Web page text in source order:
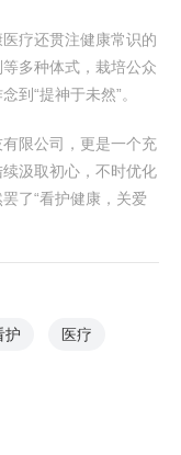
疗还贯注健康常识的
多种体式，栽培公众
到“提神于未然”。
限公司，更是一个充
汲取初心，不时优化
了“看护健康，关爱
护 医疗